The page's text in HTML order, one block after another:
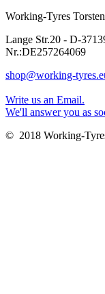
Working-Tyres
Lange Str.20 - D-
Nr.:DE257264069
shop@working-
Write us an Email.
We'll answer you as
© 2018 Working-